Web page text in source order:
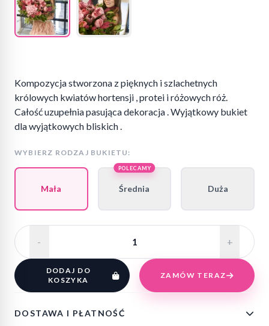
Kompozycja stworzona z pięknych i szlachetnych
królowych kwiatów hortensji , protei i różowych róż.
Całość uzupełnia pasująca dekoracja . Wyjątkowy bukiet
dla wyjątkowych bliskich .
WYBIERZ RODZAJ BUKIETU:
Mała
POLECAMY
Średnia Duża
- +
DODAJ DO
KOSZYKA
ZAMÓW TERAZ
DOSTAWA I PŁATNOŚĆ